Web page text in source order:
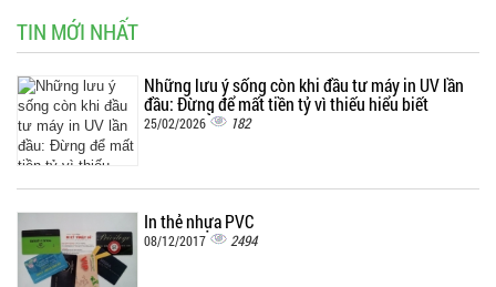
TIN MỚI NHẤT
Những lưu ý sống còn khi đầu tư máy in UV lần
đầu: Đừng để mất tiền tỷ vì thiếu hiểu biết
25/02/2026 182
In thẻ nhựa PVC
08/12/2017 2494